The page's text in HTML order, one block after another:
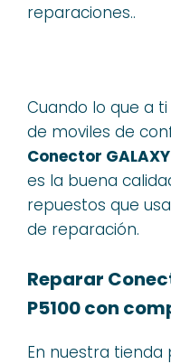
reparaciones..
Cuando lo que a
de moviles de
Conector GALAXY
es la buena
repuestos que
de reparación.
Reparar
P5100 con
En nuestra